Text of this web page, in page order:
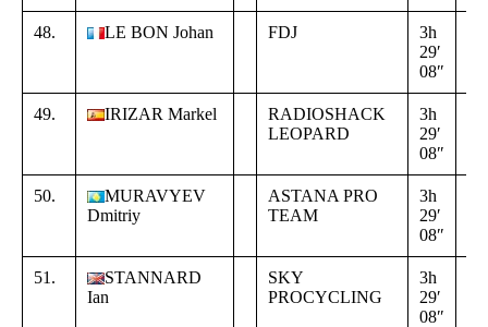
48. LE BON Johan FDJ
3h
29′
08″
49. IRIZAR Markel
RADIOSHACK
LEOPARD
3h
29′
08″
50.
MURAVYEV
Dmitriy
ASTANA PRO
TEAM
3h
29′
08″
51.
STANNARD
Ian
SKY
PROCYCLING
3h
29′
08″